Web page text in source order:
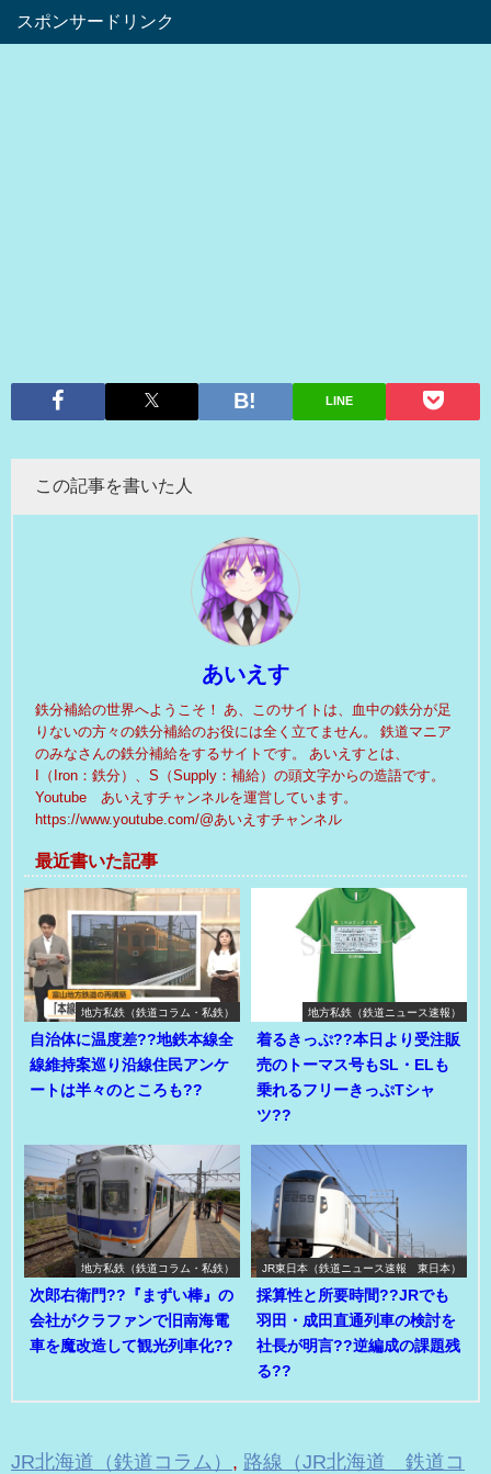
スポンサードリンク
LINE
この記事を書いた人
あいえす
鉄分補給の世界へようこそ！ あ、このサイトは、血中の鉄分が足
りないの方々の鉄分補給のお役には全く立てません。 鉄道マニア
のみなさんの鉄分補給をするサイトです。 あいえすとは、
I（Iron：鉄分）、S（Supply：補給）の頭文字からの造語です。
Youtube あいえすチャンネルを運営しています。
https://www.youtube.com/@あいえすチャンネル
最近書いた記事
地方私鉄（鉄道コラム・私鉄）
自治体に温度差??地鉄本線全
線維持案巡り沿線住民アンケ
ートは半々のところも??
地方私鉄（鉄道ニュース速報）
着るきっぷ??本日より受注販
売のトーマス号もSL・ELも
乗れるフリーきっぷTシャ
ツ??
地方私鉄（鉄道コラム・私鉄）
次郎右衛門??『まずい棒』の
会社がクラファンで旧南海電
車を魔改造して観光列車化??
JR東日本（鉄道ニュース速報 東日本）
採算性と所要時間??JRでも
羽田・成田直通列車の検討を
社長が明言??逆編成の課題残
る??
JR北海道（鉄道コラム） , 路線（JR北海道 鉄道コ